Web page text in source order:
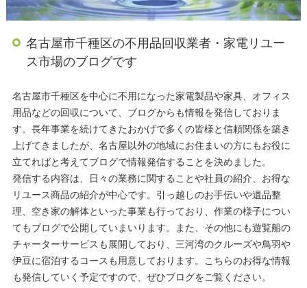
名古屋市千種区の不用品回収業者・家電リユー
ス市場のブログです
名古屋市千種区を中心に不用になった家電製品や家具、オフィス
用品などの回収について、ブログからも情報を発信しておりま
す。長年事業を続けてきたおかげで多くの皆様と信頼関係を築き
上げてきましたが、名古屋以外の地域にお住まいの方にもお役に
立てればと考えてブログで情報発信することを決めました。
発信する内容は、日々の業務に関することや社員の紹介、お得な
リユース商品の紹介が中心です。引っ越しのお手伝いや遺品整
理、空き家の解体といった事業も行っており、作業の様子につい
てもブログで公開していまいります。また、その他にも遊覧船の
チャーターサービスも展開しており、三河湾のクルーズや鳥羽や
伊豆に宿泊するコースも用意しております。こちらのお得な情報
も発信していく予定ですので、ぜひブログをご覧ください。